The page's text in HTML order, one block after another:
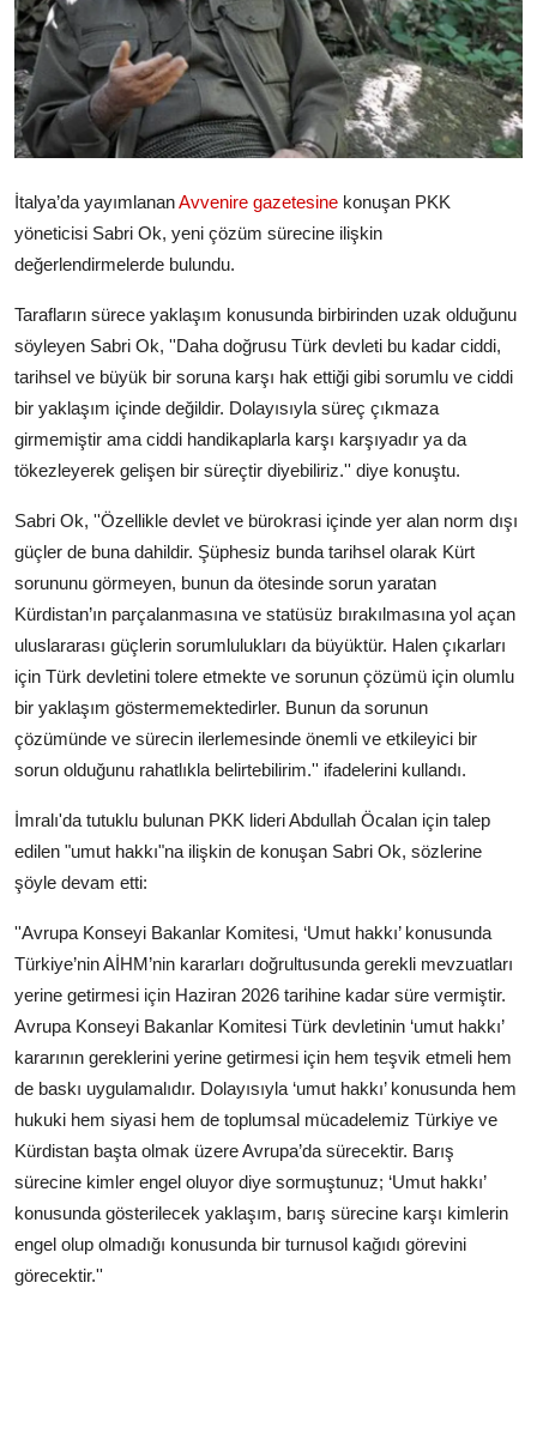
Türkçe Kurdi
İtalya’da yayımlananAvvenire gazetesine konuşan PKK
yöneticisi Sabri Ok, yeni çözüm sürecine ilişkin
değerlendirmelerde bulundu.
Tarafların sürece yaklaşım konusunda birbirinden uzak olduğunu
söyleyen Sabri Ok, ''Daha doğrusu Türk devleti bu kadar ciddi,
tarihsel ve büyük bir soruna karşı hak ettiği gibi sorumlu ve ciddi
bir yaklaşım içinde değildir. Dolayısıyla süreç çıkmaza
girmemiştir ama ciddi handikaplarla karşı karşıyadır ya da
tökezleyerek gelişen bir süreçtir diyebiliriz.'' diye konuştu.
Sabri Ok, ''Özellikle devlet ve bürokrasi içinde yer alan norm dışı
güçler de buna dahildir. Şüphesiz bunda tarihsel olarak Kürt
sorununu görmeyen, bunun da ötesinde sorun yaratan
Kürdistan’ın parçalanmasına ve statüsüz bırakılmasına yol açan
uluslararası güçlerin sorumlulukları da büyüktür. Halen çıkarları
için Türk devletini tolere etmekte ve sorunun çözümü için olumlu
bir yaklaşım göstermemektedirler. Bunun da sorunun
çözümünde ve sürecin ilerlemesinde önemli ve etkileyici bir
sorun olduğunu rahatlıkla belirtebilirim.'' ifadelerini kullandı.
İmralı'da tutuklu bulunan PKK lideri Abdullah Öcalan için talep
edilen "umut hakkı"na ilişkin de konuşan Sabri Ok, sözlerine
şöyle devam etti:
''Avrupa Konseyi Bakanlar Komitesi, ‘Umut hakkı’ konusunda
Türkiye’nin AİHM’nin kararları doğrultusunda gerekli mevzuatları
yerine getirmesi için Haziran 2026 tarihine kadar süre vermiştir.
Avrupa Konseyi Bakanlar Komitesi Türk devletinin ‘umut hakkı’
kararının gereklerini yerine getirmesi için hem teşvik etmeli hem
de baskı uygulamalıdır. Dolayısıyla ‘umut hakkı’ konusunda hem
hukuki hem siyasi hem de toplumsal mücadelemiz Türkiye ve
Kürdistan başta olmak üzere Avrupa’da sürecektir. Barış
sürecine kimler engel oluyor diye sormuştunuz; ‘Umut hakkı’
konusunda gösterilecek yaklaşım, barış sürecine karşı kimlerin
engel olup olmadığı konusunda bir turnusol kağıdı görevini
görecektir.''